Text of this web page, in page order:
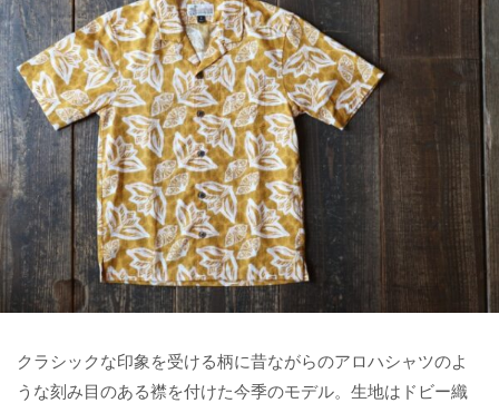
クラシックな印象を受ける柄に昔ながらのアロハシャツのよ
うな刻み目のある襟を付けた今季のモデル。生地はドビー織